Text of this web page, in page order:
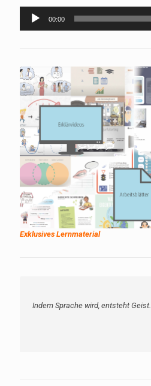
Audio-
Player
00:00
Exklusives Lernmaterial
Indem Sprache wird, entsteht Geist.